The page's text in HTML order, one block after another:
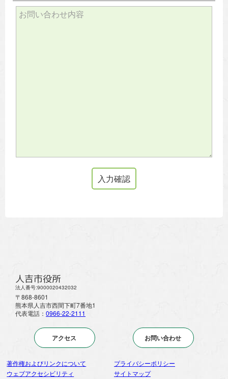
人吉市役所
法人番号:9000020432032
〒868-8601
熊本県人吉市西間下町7番地1
代表電話： 0966-22-2111
アクセス お問い合わせ
著作権およびリンクについて
プライバシーポリシー
ウェブアクセシビリティ
サイトマップ